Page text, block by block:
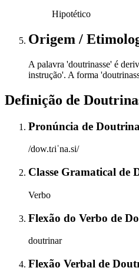
Hipotético
Origem /
A palavra 'doutrinasse' é
instrução'. A forma
Definição de
Pronúncia de
/dow.tɾiˈna.si/
Classe Gramatical de
Verbo
Flexão do Verbo de
doutrinar
Flexão Verbal de